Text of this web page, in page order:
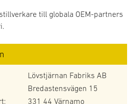
till globala OEM-partners
Lövstjärnan Fabriks AB
Bredastensvägen 15
331 44 Värnamo